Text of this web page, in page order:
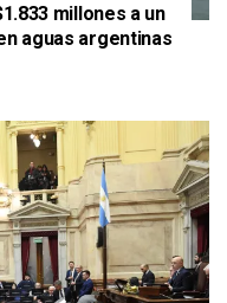
millones a un
aguas argentinas